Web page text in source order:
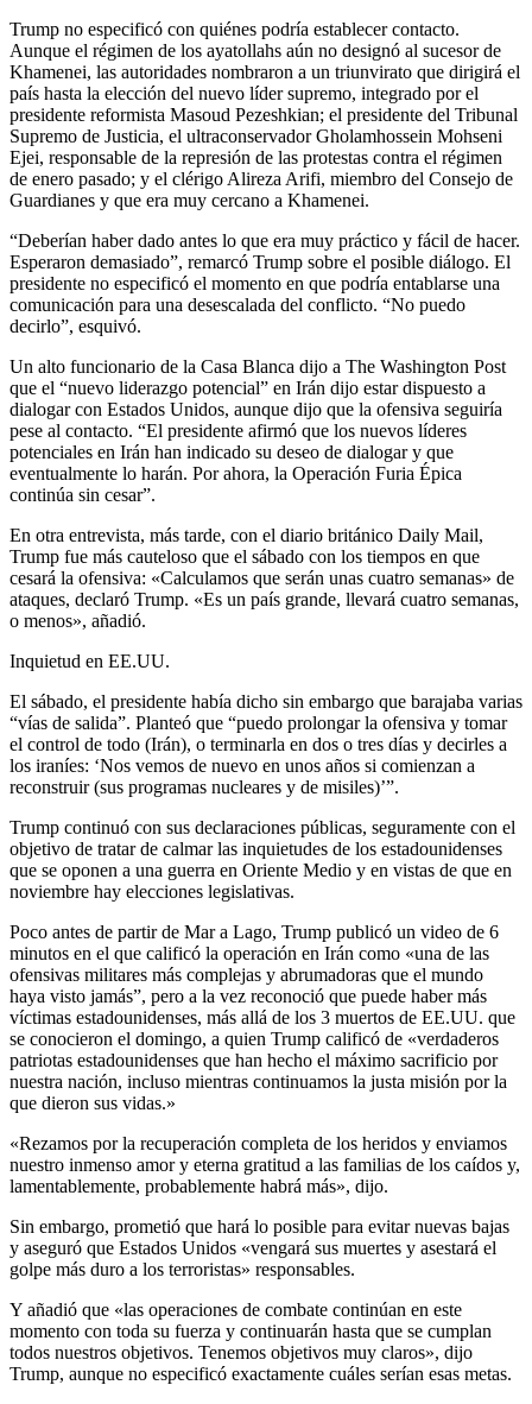
Trump no especificó con quiénes podría establecer contacto.
Aunque el régimen de los ayatollahs aún no designó al sucesor de
Khamenei, las autoridades nombraron a un triunvirato que dirigirá el
país hasta la elección del nuevo líder supremo, integrado por el
presidente reformista Masoud Pezeshkian; el presidente del Tribunal
Supremo de Justicia, el ultraconservador Gholamhossein Mohseni
Ejei, responsable de la represión de las protestas contra el régimen
de enero pasado; y el clérigo Alireza Arifi, miembro del Consejo de
Guardianes y que era muy cercano a Khamenei.
“Deberían haber dado antes lo que era muy práctico y fácil de hacer.
Esperaron demasiado”, remarcó Trump sobre el posible diálogo. El
presidente no especificó el momento en que podría entablarse una
comunicación para una desescalada del conflicto. “No puedo
decirlo”, esquivó.
Un alto funcionario de la Casa Blanca dijo a The Washington Post
que el “nuevo liderazgo potencial” en Irán dijo estar dispuesto a
dialogar con Estados Unidos, aunque dijo que la ofensiva seguiría
pese al contacto. “El presidente afirmó que los nuevos líderes
potenciales en Irán han indicado su deseo de dialogar y que
eventualmente lo harán. Por ahora, la Operación Furia Épica
continúa sin cesar”.
En otra entrevista, más tarde, con el diario británico Daily Mail,
Trump fue más cauteloso que el sábado con los tiempos en que
cesará la ofensiva: «Calculamos que serán unas cuatro semanas» de
ataques, declaró Trump. «Es un país grande, llevará cuatro semanas,
o menos», añadió.
Inquietud en EE.UU.
El sábado, el presidente había dicho sin embargo que barajaba varias
“vías de salida”. Planteó que “puedo prolongar la ofensiva y tomar
el control de todo (Irán), o terminarla en dos o tres días y decirles a
los iraníes: ‘Nos vemos de nuevo en unos años si comienzan a
reconstruir (sus programas nucleares y de misiles)’”.
Trump continuó con sus declaraciones públicas, seguramente con el
objetivo de tratar de calmar las inquietudes de los estadounidenses
que se oponen a una guerra en Oriente Medio y en vistas de que en
noviembre hay elecciones legislativas.
Poco antes de partir de Mar a Lago, Trump publicó un video de 6
minutos en el que calificó la operación en Irán como «una de las
ofensivas militares más complejas y abrumadoras que el mundo
haya visto jamás”, pero a la vez reconoció que puede haber más
víctimas estadounidenses, más allá de los 3 muertos de EE.UU. que
se conocieron el domingo, a quien Trump calificó de «verdaderos
patriotas estadounidenses que han hecho el máximo sacrificio por
nuestra nación, incluso mientras continuamos la justa misión por la
que dieron sus vidas.»
«Rezamos por la recuperación completa de los heridos y enviamos
nuestro inmenso amor y eterna gratitud a las familias de los caídos y,
lamentablemente, probablemente habrá más», dijo.
Sin embargo, prometió que hará lo posible para evitar nuevas bajas
y aseguró que Estados Unidos «vengará sus muertes y asestará el
golpe más duro a los terroristas» responsables.
Y añadió que «las operaciones de combate continúan en este
momento con toda su fuerza y continuarán hasta que se cumplan
todos nuestros objetivos. Tenemos objetivos muy claros», dijo
Trump, aunque no especificó exactamente cuáles serían esas metas.